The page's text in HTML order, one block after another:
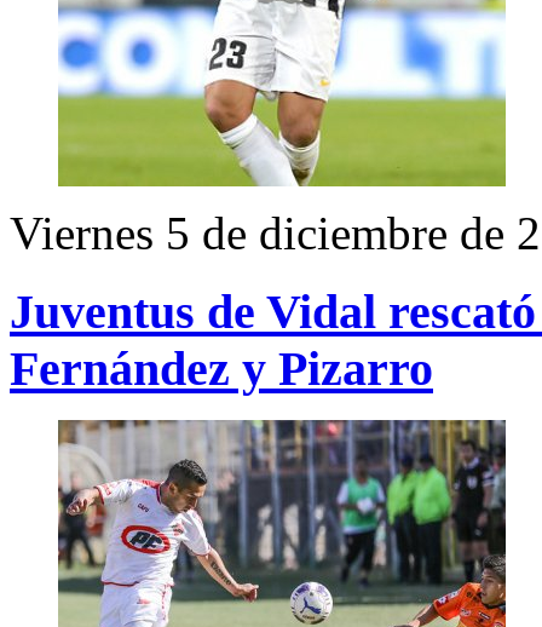
Viernes 5 de diciembre de
Juventus de Vidal
Fernández y Pizarro